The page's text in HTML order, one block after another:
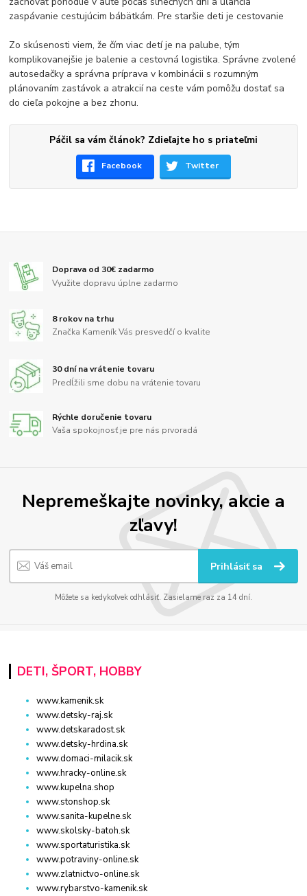
zaspávanie cestujúcim bábätkám. Pre staršie deti je cestovanie
Zo skúsenosti viem, že čím viac detí je na palube, tým
komplikovanejšie je balenie a cestovná logistika. Správne zvolené
autosedačky a správna príprava v kombinácii s rozumným
plánovaním zastávok a atrakcií na ceste vám pomôžu dostať sa
do cieľa pokojne a bez zhonu.
Páčil sa vám článok? Zdieľajte ho s priateľmi
Facebook Twitter
Doprava od 30€ zadarmo
Využite dopravu úplne zadarmo
8 rokov na trhu
Značka Kameník Vás presvedčí o kvalite
30 dní na vrátenie tovaru
Predĺžili sme dobu na vrátenie tovaru
Rýchle doručenie tovaru
Vaša spokojnosť je pre nás prvoradá
Nepremeškajte novinky, akcie a
zľavy!
Prihlásiť sa
Môžete sa kedykoľvek odhlásiť. Zasielame raz za 14 dní.
DETI, ŠPORT, HOBBY
www.kamenik.sk
www.detsky-raj.sk
www.detskaradost.sk
www.detsky-hrdina.sk
www.domaci-milacik.sk
www.hracky-online.sk
www.kupelna.shop
www.stonshop.sk
www.sanita-kupelne.sk
www.skolsky-batoh.sk
www.sportaturistika.sk
www.potraviny-online.sk
www.zlatnictvo-online.sk
www.rybarstvo-kamenik.sk